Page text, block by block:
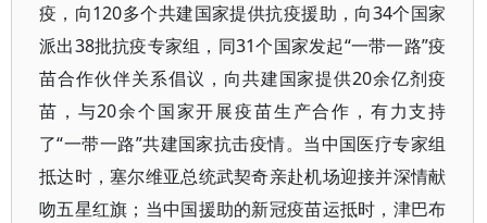
疫，向120多个共建国家提供抗疫援助，向34个国家
派出38批抗疫专家组，同31个国家发起“一带一路”疫
苗合作伙伴关系倡议，向共建国家提供20余亿剂疫
苗，与20余个国家开展疫苗生产合作，有力支持
了“一带一路”共建国家抗击疫情。当中国医疗专家组
抵达时，塞尔维亚总统武契奇亲赴机场迎接并深情献
吻五星红旗；当中国援助的新冠疫苗运抵时，津巴布